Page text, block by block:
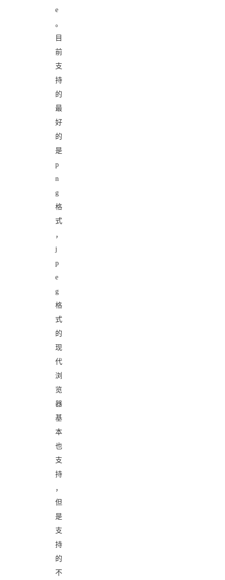
e
。
目
前
支
持
的
最
好
的
是
p
n
g
格
式
，
j
p
e
g
格
式
的
现
代
浏
览
器
基
本
也
支
持
，
但
是
支
持
的
不